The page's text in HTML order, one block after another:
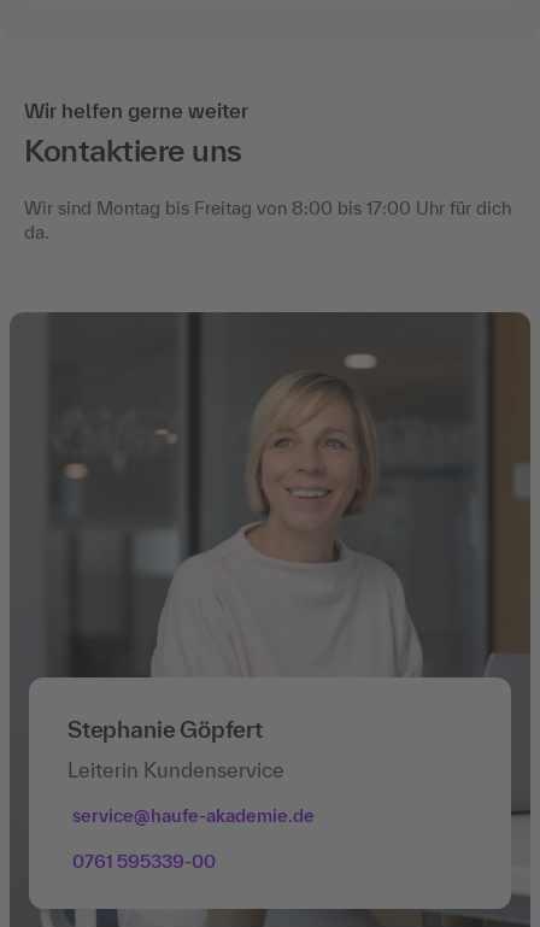
Wir helfen gerne weiter
Kontaktiere uns
Wir sind Montag bis Freitag von 8:00 bis 17:00 Uhr für dich
da.
Stephanie Göpfert
Leiterin Kundenservice
service@haufe-akademie.de
0761 595339-00